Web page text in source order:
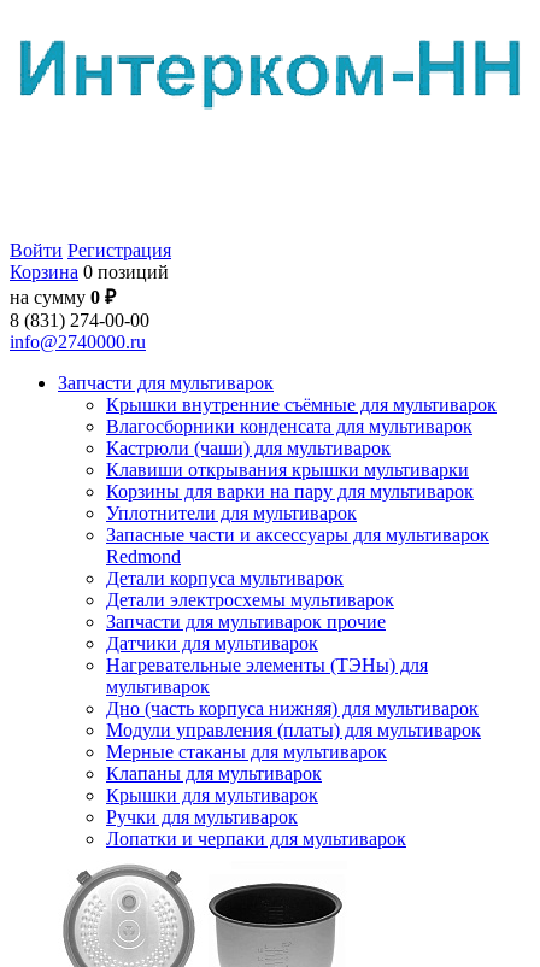
Войти Регистрация
Корзина 0 позиций
на сумму 0 ₽
8 (831) 274-00-00
info@2740000.ru
Запчасти для мультиварок
Крышки внутренние съёмные для мультиварок
Влагосборники конденсата для мультиварок
Кастрюли (чаши) для мультиварок
Клавиши открывания крышки мультиварки
Корзины для варки на пару для мультиварок
Уплотнители для мультиварок
Запасные части и аксессуары для мультиварок
Redmond
Детали корпуса мультиварок
Детали электросхемы мультиварок
Запчасти для мультиварок прочие
Датчики для мультиварок
Нагревательные элементы (ТЭНы) для
мультиварок
Дно (часть корпуса нижняя) для мультиварок
Модули управления (платы) для мультиварок
Мерные стаканы для мультиварок
Клапаны для мультиварок
Крышки для мультиварок
Ручки для мультиварок
Лопатки и черпаки для мультиварок